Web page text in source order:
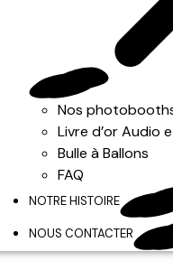
Nos
Livre d’or Audio
Bulle à Ballons
FAQ
NOTRE HISTOIRE
NOUS CONTACTER